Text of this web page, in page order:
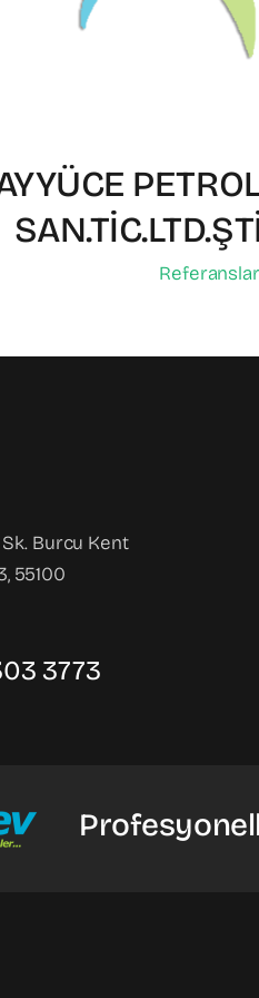
Referanslar
Burcu Kent
55100
3773